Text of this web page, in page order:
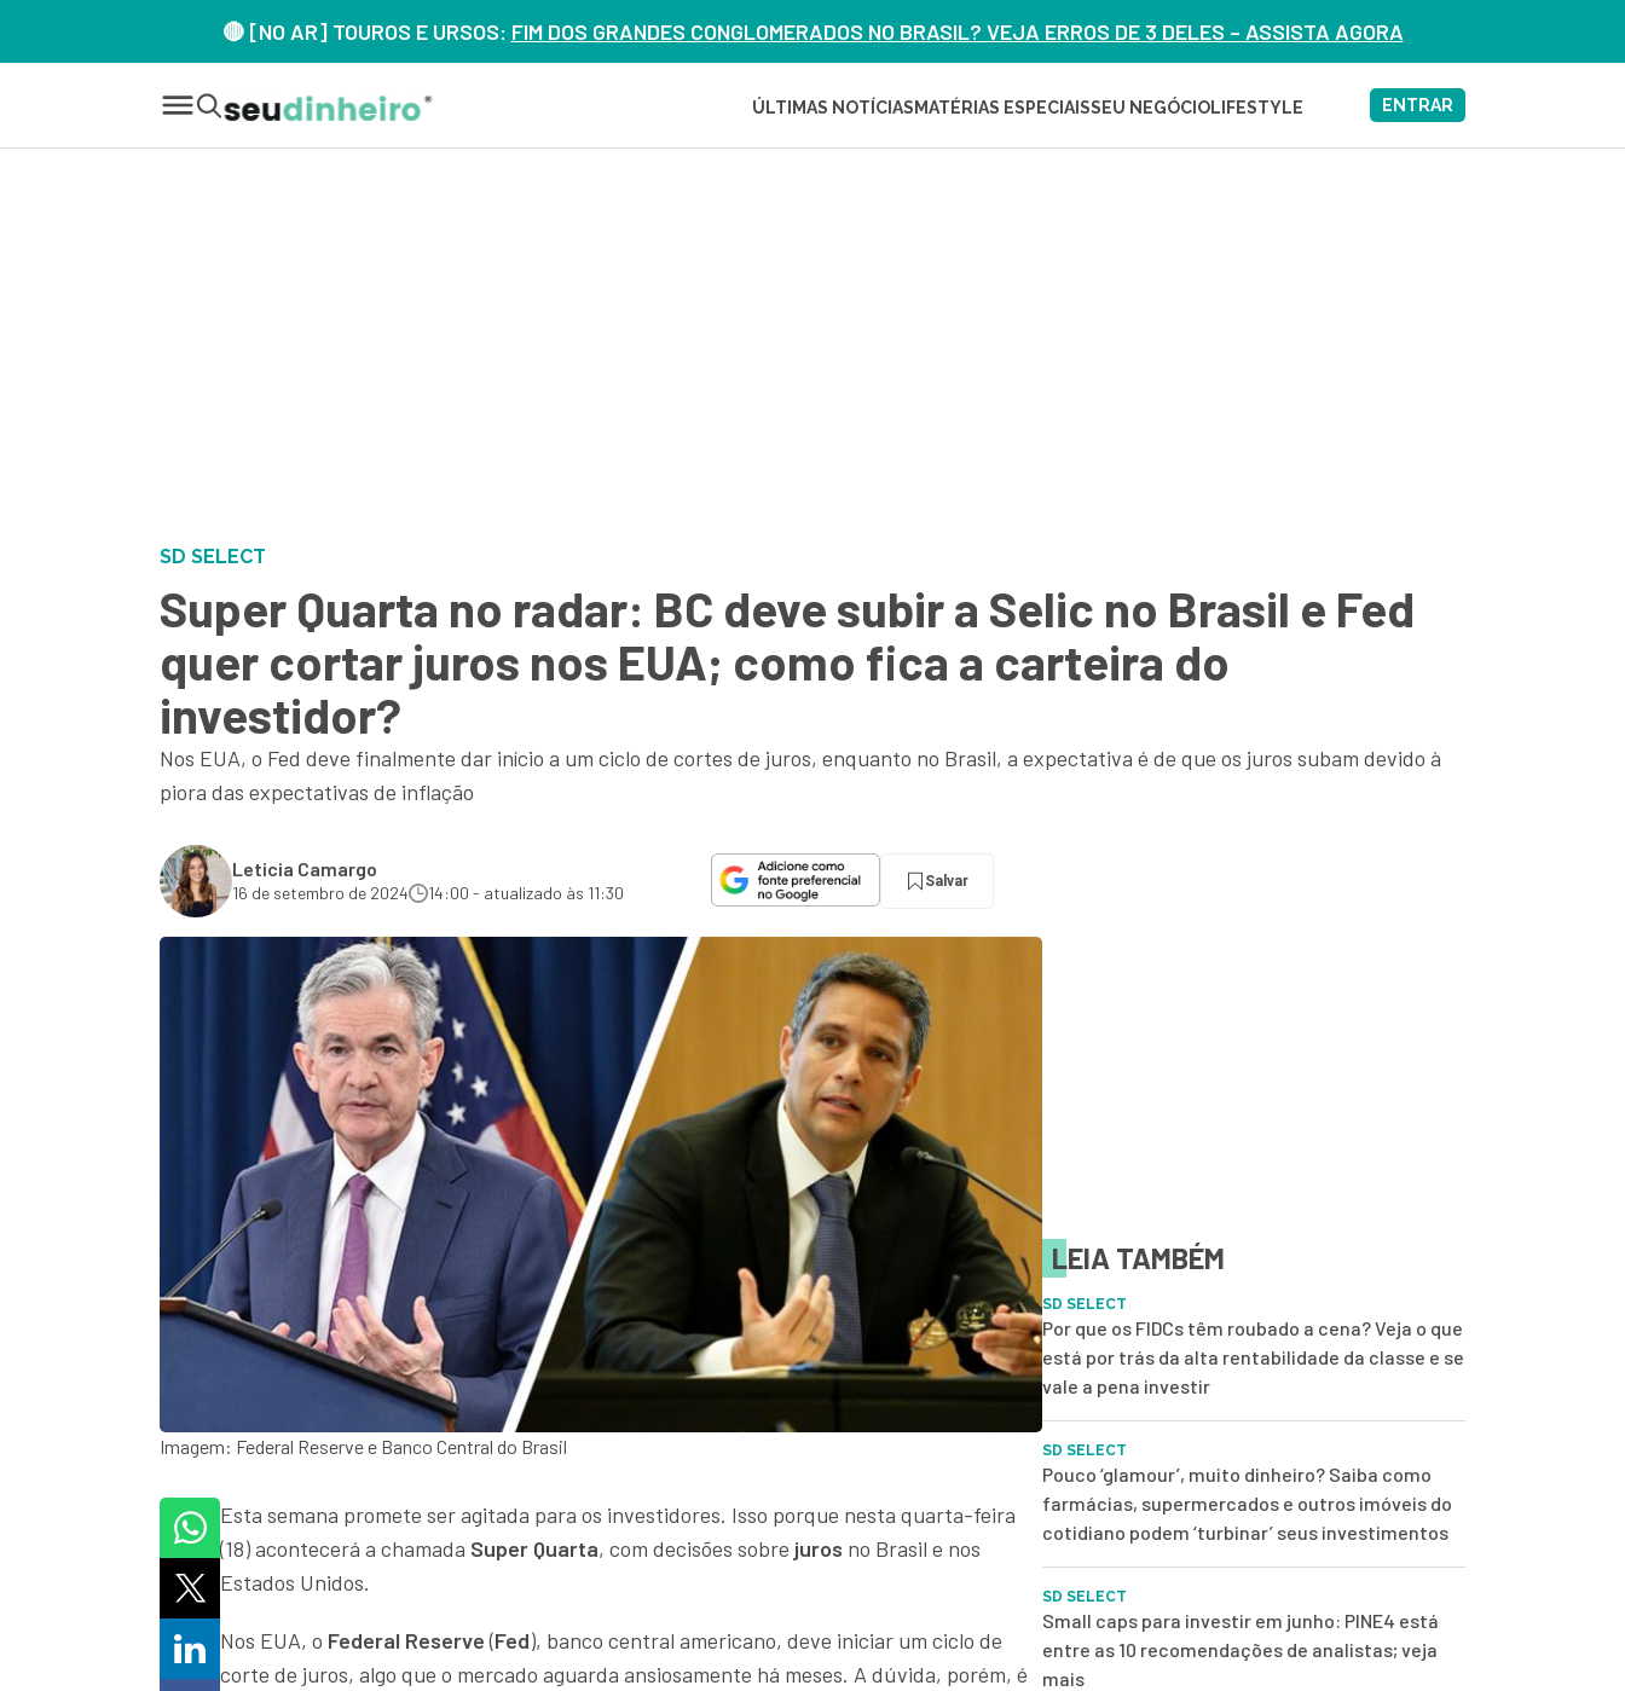
🔴 [NO AR] TOUROS E URSOS: FIM DOS GRANDES CONGLOMERADOS NO BRASIL? VEJA ERROS DE 3 DELES – ASSISTA AGORA
ÚLTIMAS NOTÍCIAS MATÉRIAS ESPECIAISSEU NEGÓCIOLIFESTYLE ENTRAR
SD SELECT
Super Quarta no radar: BC deve subir a Selic no Brasil e Fed
quer cortar juros nos EUA; como fica a carteira do
investidor?
Nos EUA, o Fed deve finalmente dar início a um ciclo de cortes de juros, enquanto no Brasil, a expectativa é de que os juros subam devido à
piora das expectativas de inflação
Leticia Camargo
16 de setembro de 2024 14:00 - atualizado às 11:30
Salvar
Imagem: Federal Reserve e Banco Central do Brasil
Esta semana promete ser agitada para os investidores. Isso porque nesta quarta-feira
(18) acontecerá a chamada Super Quarta, com decisões sobre juros no Brasil e nos
Estados Unidos.
Nos EUA, o Federal Reserve(Fed), banco central americano, deve iniciar um ciclo de
corte de juros, algo que o mercado aguarda ansiosamente há meses. A dúvida, porém, é
LEIA TAMBÉM
SD SELECT
Por que os FIDCs têm roubado a cena? Veja o que
está por trás da alta rentabilidade da classe e se
vale a pena investir
SD SELECT
Pouco ‘glamour’, muito dinheiro? Saiba como
farmácias, supermercados e outros imóveis do
cotidiano podem ‘turbinar’ seus investimentos
SD SELECT
Small caps para investir em junho: PINE4 está
entre as 10 recomendações de analistas; veja
mais